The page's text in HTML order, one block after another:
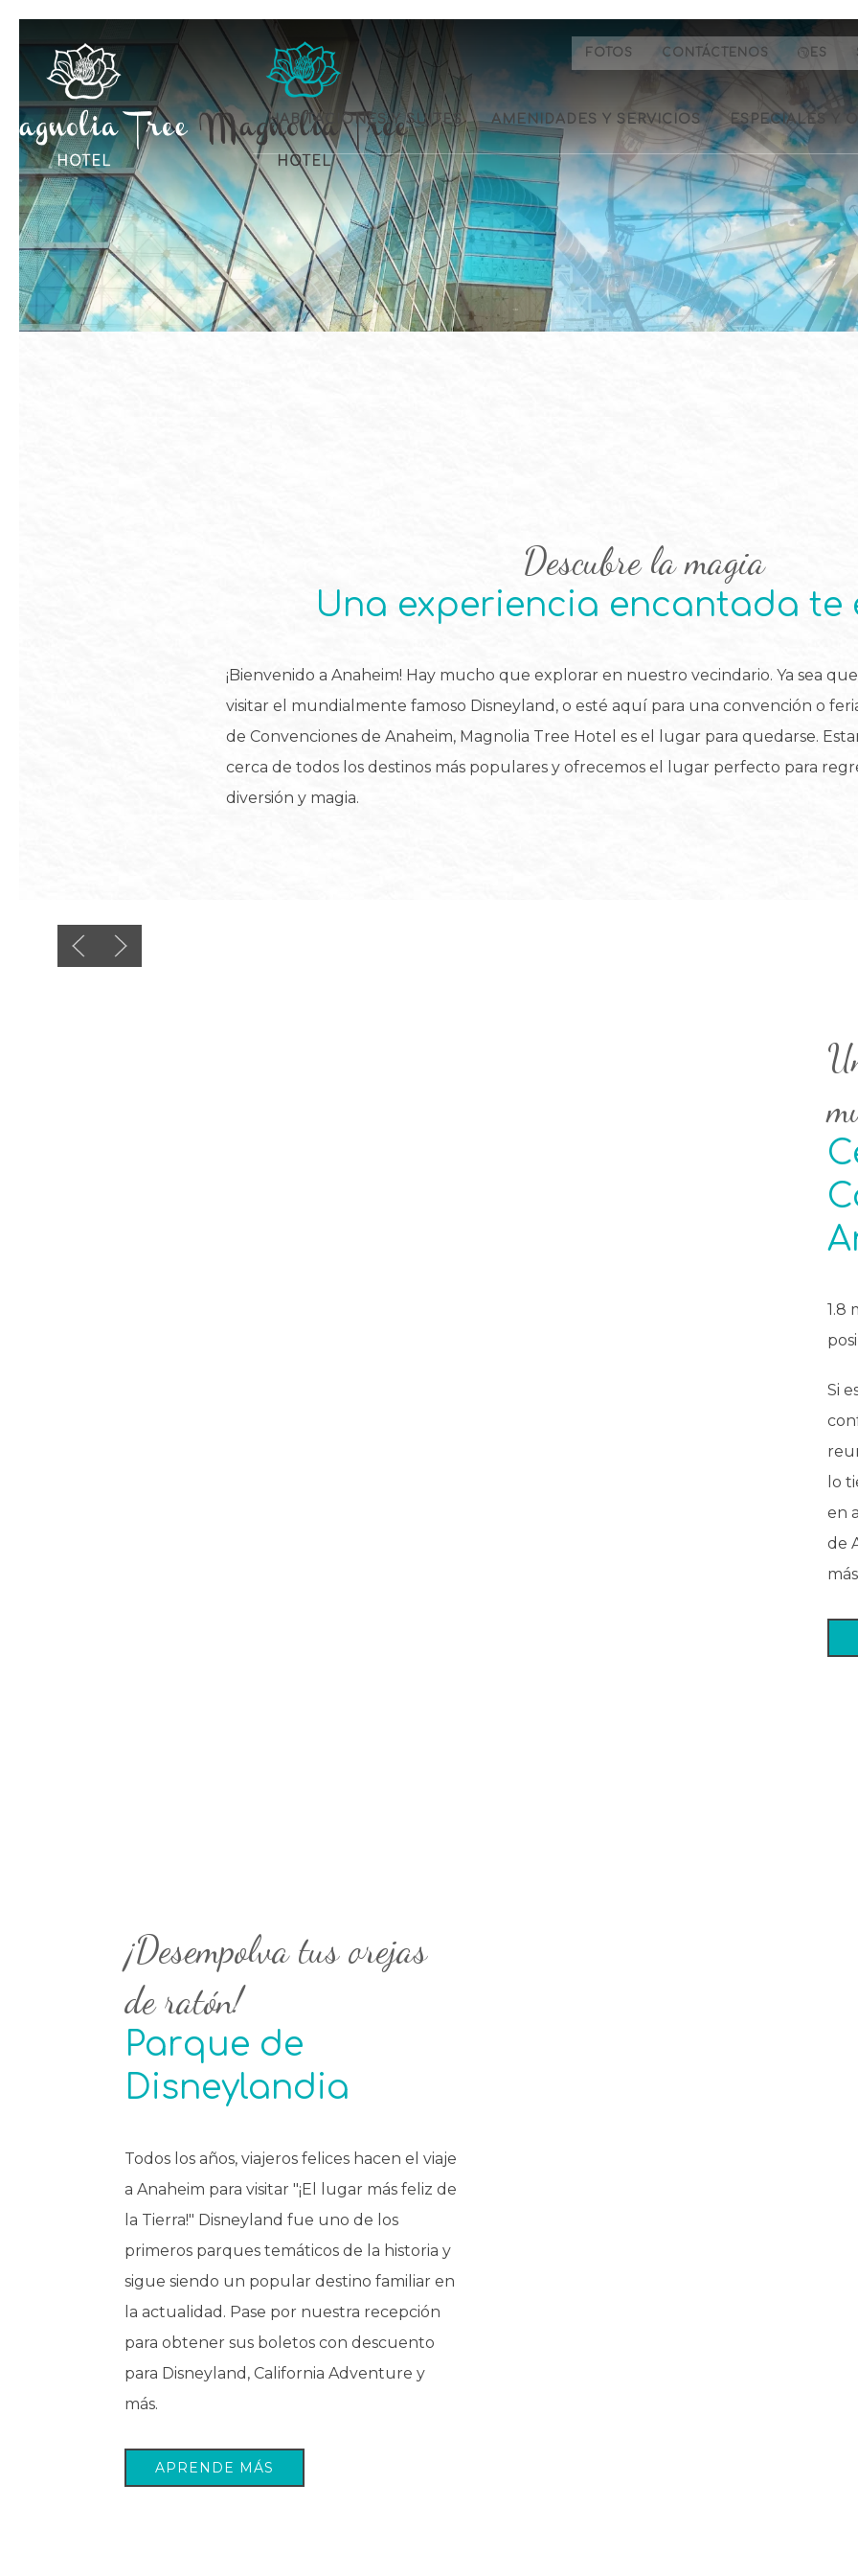
FOTOS CONTÁCTENOS ES
HABITACIONES Y SUITES AMENIDADES Y SERVICIOS ESPECIALES Y
Previous slide
Descubre la magia
Una experiencia encantada te
¡Bienvenido a Anaheim! Hay mucho que explorar en nuestro vecindario. Ya sea
visitar el mundialmente famoso Disneyland, o esté aquí para una convención o
de Convenciones de Anaheim, Magnolia Tree Hotel es el lugar para quedarse.
cerca de todos los destinos más populares y ofrecemos el lugar perfecto para
diversión y magia.
Previous slide
Next slide
1.8
Si
lo
en
de
¡Desempolva tus orejas
de ratón!
Parque de
Disneylandia
Todos los años, viajeros felices hacen el viaje
a Anaheim para visitar "¡El lugar más feliz de
la Tierra!" Disneyland fue uno de los
primeros parques temáticos de la historia y
sigue siendo un popular destino familiar en
la actualidad. Pase por nuestra recepción
para obtener sus boletos con descuento
para Disneyland, California Adventure y
más.
APRENDE MÁS